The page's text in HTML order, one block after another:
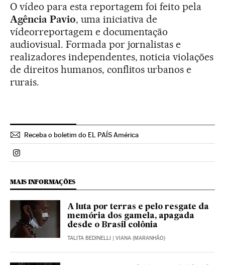
O vídeo para esta reportagem foi feito pela
Agência Pavio, uma iniciativa de
vídeorreportagem e documentação
audiovisual. Formada por jornalistas e
realizadores independentes, noticia violações
de direitos humanos, conflitos urbanos e
rurais.
Receba o boletim do EL PAÍS América
Politica El País Brasil en Instagram
MAIS INFORMAÇÕES
A luta por terras e pelo resgate da
memória dos gamela, apagada
desde o Brasil colônia
TALITA BEDINELLI | VIANA (MARANHÃO)